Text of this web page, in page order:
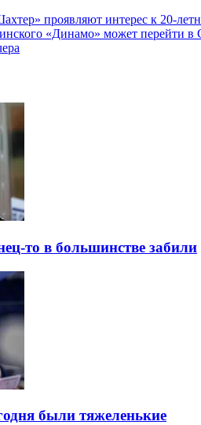
проявляют интерес к 20-
«Динамо» может перейти
то в большинстве забили
были тяжеленькие